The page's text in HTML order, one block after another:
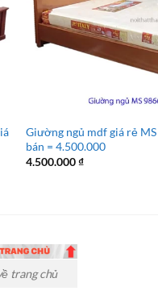
Giường ngủ mdf giá rẻ
bán = 4.500.000
4.500.000₫
trang chủ